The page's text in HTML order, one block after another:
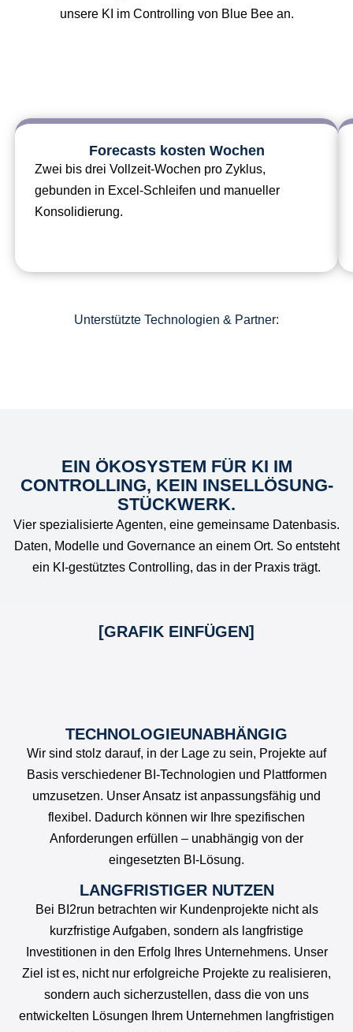
unsere KI im Controlling von Blue Bee an.
Forecasts kosten Wochen
Zwei bis drei Vollzeit-Wochen pro Zyklus,
gebunden in Excel-Schleifen und manueller
Konsolidierung.
Unterstützte Technologien & Partner:
EIN ÖKOSYSTEM FÜR KI IM
CONTROLLING, KEIN INSELLÖSUNG-
STÜCKWERK.
Vier spezialisierte Agenten, eine gemeinsame Datenbasis.
Daten, Modelle und Governance an einem Ort. So entsteht
ein KI-gestütztes Controlling, das in der Praxis trägt.
[GRAFIK EINFÜGEN]
TECHNOLOGIEUNABHÄNGIG
Wir sind stolz darauf, in der Lage zu sein, Projekte auf
Basis verschiedener BI-Technologien und Plattformen
umzusetzen. Unser Ansatz ist anpassungsfähig und
flexibel. Dadurch können wir Ihre spezifischen
Anforderungen erfüllen – unabhängig von der
eingesetzten BI-Lösung.
LANGFRISTIGER NUTZEN
Bei BI2run betrachten wir Kundenprojekte nicht als
kurzfristige Aufgaben, sondern als langfristige
Investitionen in den Erfolg Ihres Unternehmens. Unser
Ziel ist es, nicht nur erfolgreiche Projekte zu realisieren,
sondern auch sicherzustellen, dass die von uns
entwickelten Lösungen Ihrem Unternehmen langfristigen